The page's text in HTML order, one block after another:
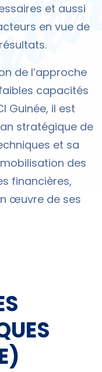
et aussi
en vue de
de l’approche
capacités
Guinée, il est
stratégique de
et sa
des
financières,
œuvre de ses